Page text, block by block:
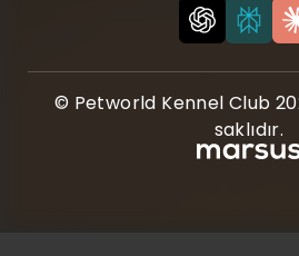
© Petworld Kennel Club
saklıdır.